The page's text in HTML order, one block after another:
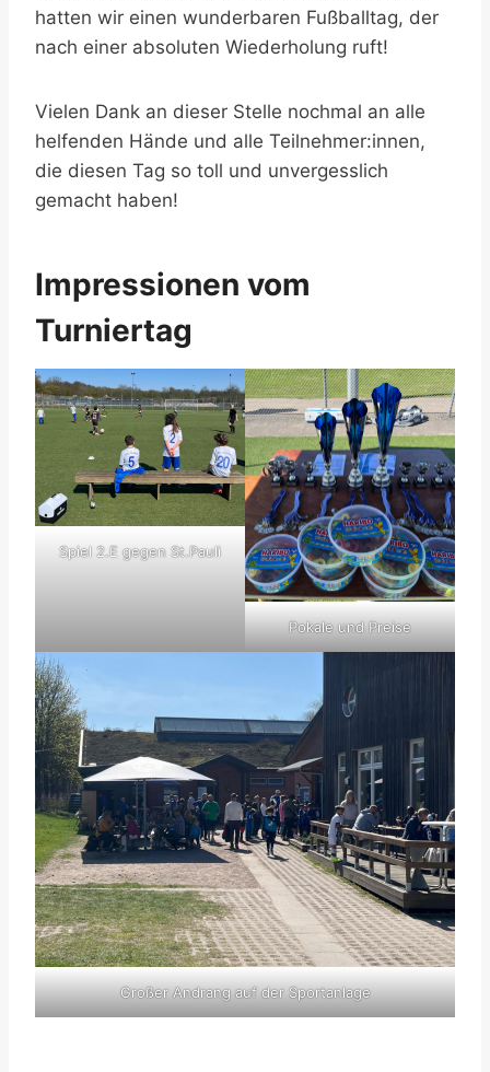
hatten wir einen wunderbaren Fußballtag, der
nach einer absoluten Wiederholung ruft!
Vielen Dank an dieser Stelle nochmal an alle
helfenden Hände und alle Teilnehmer:innen,
die diesen Tag so toll und unvergesslich
gemacht haben!
Impressionen vom
Turniertag
Spiel 2.E gegen St.Pauli
Pokale und Preise
Großer Andrang auf der Sportanlage